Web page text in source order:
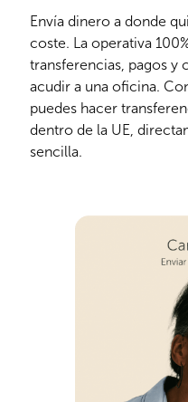
Envía dinero a donde
coste. La operativa
transferencias, pagos y
acudir a una oficina.
puedes hacer
dentro de la UE,
sencilla.